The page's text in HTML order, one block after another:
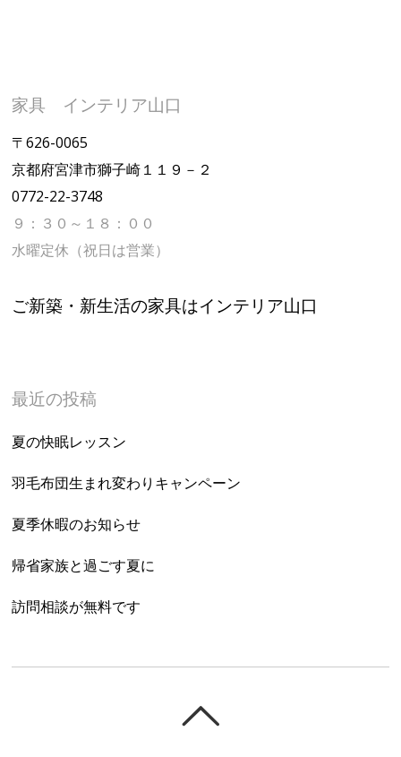
家具 インテリア山口
〒626-0065
京都府宮津市獅子崎１１９－２
0772-22-3748
９：３０～１８：００
水曜定休（祝日は営業）
ご新築・新生活の家具はインテリア山口
最近の投稿
夏の快眠レッスン
羽毛布団生まれ変わりキャンペーン
夏季休暇のお知らせ
帰省家族と過ごす夏に
訪問相談が無料です